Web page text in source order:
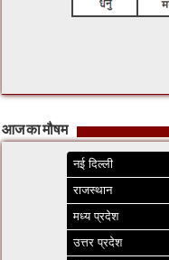
आज का मौषम
नई दिल्ली
राजस्थान
मध्य प्रदेश
उत्तर प्रदेश